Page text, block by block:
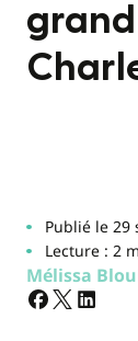
Publié le 29
Lecture : 2
Mélissa